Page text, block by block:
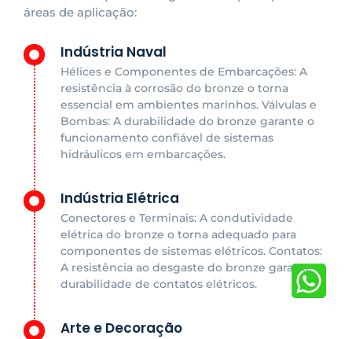
áreas de aplicação:
Indústria Naval
Hélices e Componentes de Embarcações: A
resistência à corrosão do bronze o torna
essencial em ambientes marinhos. Válvulas e
Bombas: A durabilidade do bronze garante o
funcionamento confiável de sistemas
hidráulicos em embarcações.
Indústria Elétrica
Conectores e Terminais: A condutividade
elétrica do bronze o torna adequado para
componentes de sistemas elétricos. Contatos:
A resistência ao desgaste do bronze garante a
durabilidade de contatos elétricos.
Arte e Decoração